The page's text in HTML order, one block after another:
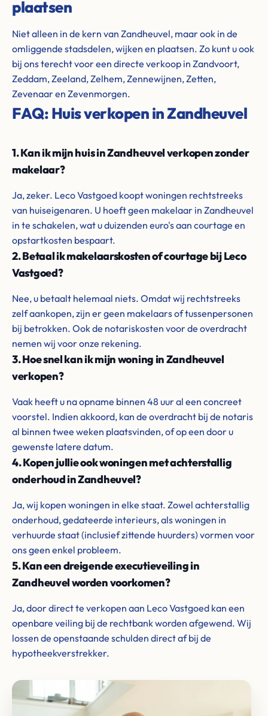
plaatsen
Niet alleen in de kern van Zandheuvel, maar ook in de
omliggende stadsdelen, wijken en plaatsen. Zo kunt u ook
bij ons terecht voor een directe verkoop in Zandvoort,
Zeddam, Zeeland, Zelhem, Zennewijnen, Zetten,
Zevenaar en Zevenmorgen.
FAQ: Huis verkopen in Zandheuvel
1. Kan ik mijn huis in Zandheuvel verkopen zonder
makelaar?
Ja, zeker. Leco Vastgoed koopt woningen rechtstreeks
van huiseigenaren. U hoeft geen makelaar in Zandheuvel
in te schakelen, wat u duizenden euro's aan courtage en
opstartkosten bespaart.
2. Betaal ik makelaarskosten of courtage bij Leco
Vastgoed?
Nee, u betaalt helemaal niets. Omdat wij rechtstreeks
zelf aankopen, zijn er geen makelaars of tussenpersonen
bij betrokken. Ook de notariskosten voor de overdracht
nemen wij voor onze rekening.
3. Hoe snel kan ik mijn woning in Zandheuvel
verkopen?
Vaak heeft u na opname binnen 48 uur al een concreet
voorstel. Indien akkoord, kan de overdracht bij de notaris
al binnen twee weken plaatsvinden, of op een door u
gewenste latere datum.
4. Kopen jullie ook woningen met achterstallig
onderhoud in Zandheuvel?
Ja, wij kopen woningen in elke staat. Zowel achterstallig
onderhoud, gedateerde interieurs, als woningen in
verhuurde staat (inclusief zittende huurders) vormen voor
ons geen enkel probleem.
5. Kan een dreigende executieveiling in
Zandheuvel worden voorkomen?
Ja, door direct te verkopen aan Leco Vastgoed kan een
openbare veiling bij de rechtbank worden afgewend. Wij
lossen de openstaande schulden direct af bij de
hypotheekverstrekker.